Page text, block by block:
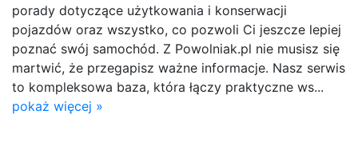
porady dotyczące użytkowania i konserwacji
pojazdów oraz wszystko, co pozwoli Ci jeszcze lepiej
poznać swój samochód. Z Powolniak.pl nie musisz się
martwić, że przegapisz ważne informacje. Nasz serwis
to kompleksowa baza, która łączy praktyczne ws...
pokaż więcej »